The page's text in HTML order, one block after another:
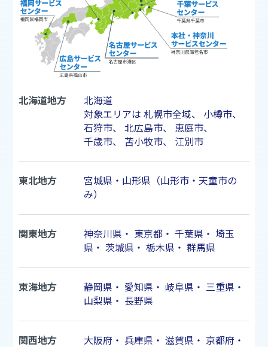
北海道地方
北海道
対象エリアは 札幌市全域、 小樽市、
石狩市、 北広島市、 恵庭市、
千歳市、 苫小牧市、 江別市
東北地方
宮城県・山形県（山形市・天童市の
み）
関東地方 神奈川県 ・ 東京都・ 千葉県 ・ 埼玉
県 ・ 茨城県 ・ 栃木県 ・ 群馬県
東海地方 静岡県 ・ 愛知県 ・ 岐阜県 ・ 三重県 ・
山梨県 ・ 長野県
関西地方 大阪府 ・ 兵庫県 ・ 滋賀県 ・ 京都府 ・